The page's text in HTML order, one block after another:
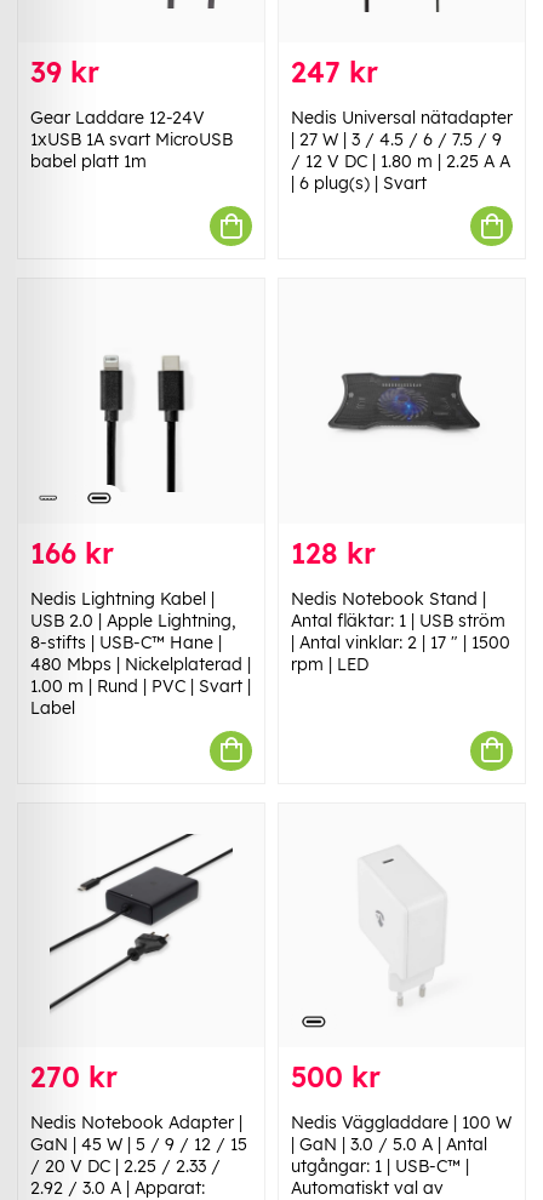
39 kr
Gear Laddare 12-24V
1xUSB 1A svart MicroUSB
babel platt 1m
247 kr
Nedis Universal nätadapter
| 27 W | 3 / 4.5 / 6 / 7.5 / 9
/ 12 V DC | 1.80 m | 2.25 A A
| 6 plug(s) | Svart
166 kr
Nedis Lightning Kabel |
USB 2.0 | Apple Lightning,
8-stifts | USB-C™ Hane |
480 Mbps | Nickelplaterad |
1.00 m | Rund | PVC | Svart |
Label
128 kr
Nedis Notebook Stand |
Antal fläktar: 1 | USB ström
| Antal vinklar: 2 | 17 " | 1500
rpm | LED
270 kr
Nedis Notebook Adapter |
GaN | 45 W | 5 / 9 / 12 / 15
/ 20 V DC | 2.25 / 2.33 /
2.92 / 3.0 A | Apparat:
500 kr
Nedis Väggladdare | 100 W
| GaN | 3.0 / 5.0 A | Antal
utgångar: 1 | USB-C™ |
Automatiskt val av